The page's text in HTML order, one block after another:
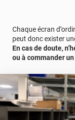
Chaque écran
peut donc exister
En cas de doute,
ou à commander